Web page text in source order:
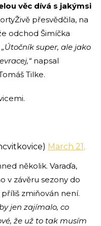
věc dívá s jakýmsi
přesvědčila, na
odchod Šimíčka
„Útočník super, ale jako
napsal
Tilke.
March 21,
několik. Varaďa,
v závěru sezony do
zmiňován není.
jen zajímalo, co
že už to tak musím